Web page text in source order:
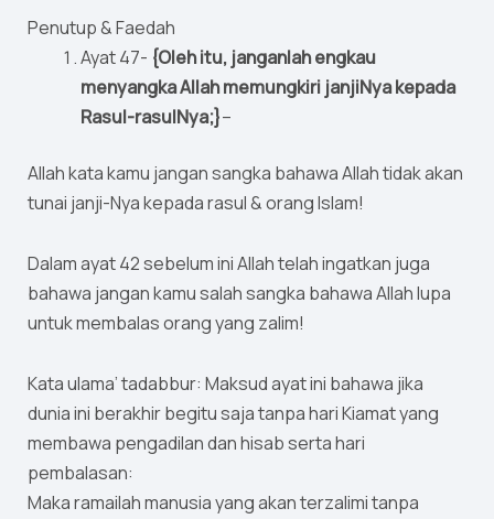
Penutup & Faedah
Ayat 47- {Oleh itu, janganlah engkau
menyangka Allah memungkiri janjiNya kepada
Rasul-rasulNya;}–
Allah kata kamu jangan sangka bahawa Allah tidak akan
tunai janji-Nya kepada rasul & orang Islam!
Dalam ayat 42 sebelum ini Allah telah ingatkan juga
bahawa jangan kamu salah sangka bahawa Allah lupa
untuk membalas orang yang zalim!
Kata ulama’ tadabbur: Maksud ayat ini bahawa jika
dunia ini berakhir begitu saja tanpa hari Kiamat yang
membawa pengadilan dan hisab serta hari
pembalasan:
Maka ramailah manusia yang akan terzalimi tanpa